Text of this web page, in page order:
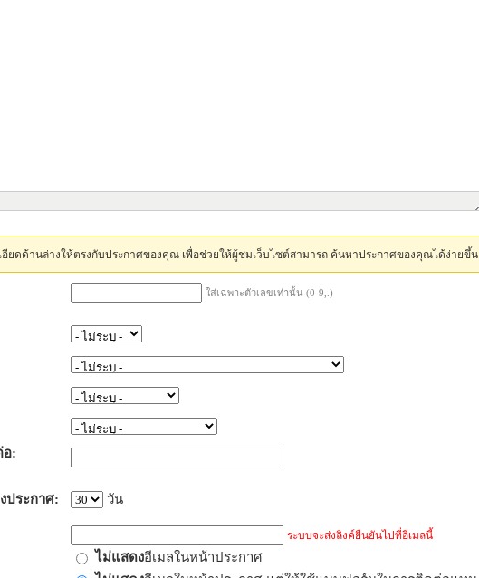
อียดด้านล่างให้ตรงกับประกาศของคุณ เพื่อช่วยให้ผู้ชมเว็บไซต์สามารถ ค้นหาประกาศของคุณได้ง่ายขึ้น
ใส่เฉพาะตัวเลขเท่านั้น (0-9,.)
อ:
ประกาศ: วัน
ระบบจะส่งลิงค์ยืนยันไปที่อีเมลนี้
ไม่แสดงอีเมลในหน้าประกาศ